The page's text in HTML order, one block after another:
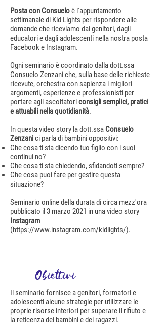
Posta con Consueloè l'appuntamento
settimanale di Kid Lights per rispondere alle
domande che riceviamo dai genitori, dagli
educatori e dagli adolescenti nella nostra posta
Facebook e Instagram.
Ogni seminario è coordinato dalla dott.ssa
Consuelo Zenzani che, sulla base delle richieste
ricevute, orchestra con sapienza i migliori
argomenti, esperienze e professionisti per
portare agli ascoltatoriconsigli semplici, pratici
e attuabili nella quotidianità.
In questa video story la dott.ssa Consuelo
Zenzanici parla di bambini oppositivi:
Che cosa ti sta dicendo tuo figlio con i suoi
continui no?
Che cosa ti sta chiedendo, sfidandoti sempre?
Che cosa puoi fare per gestire questa
situazione?
Seminario online della durata di circa mezz'ora
pubblicato il 3 marzo 2021 in una video story
Instagram
(https://www.instagram.com/kidlights/).
Obiettivi
Il seminario fornisce a genitori, formatori e
adolescenti alcune strategie per utilizzare le
proprie risorse interiori per superare il rifiuto e
la reticenza dei bambini e dei ragazzi.